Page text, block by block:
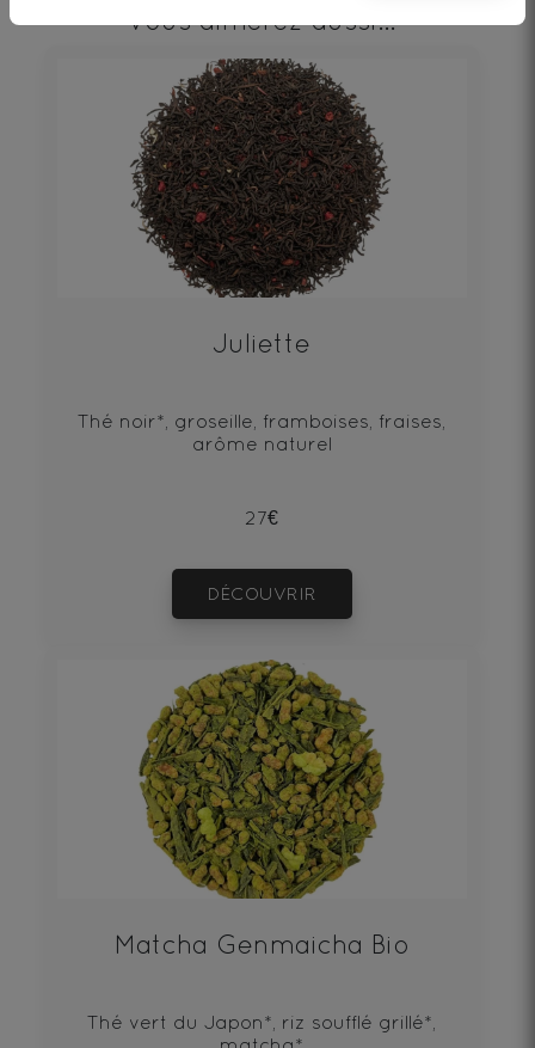
vous aimerez aussi...
Juliette
Thé noir*, groseille, framboises, fraises,
arôme naturel
27€
DÉCOUVRIR
Matcha Genmaicha Bio
Thé vert du Japon*, riz soufflé grillé*,